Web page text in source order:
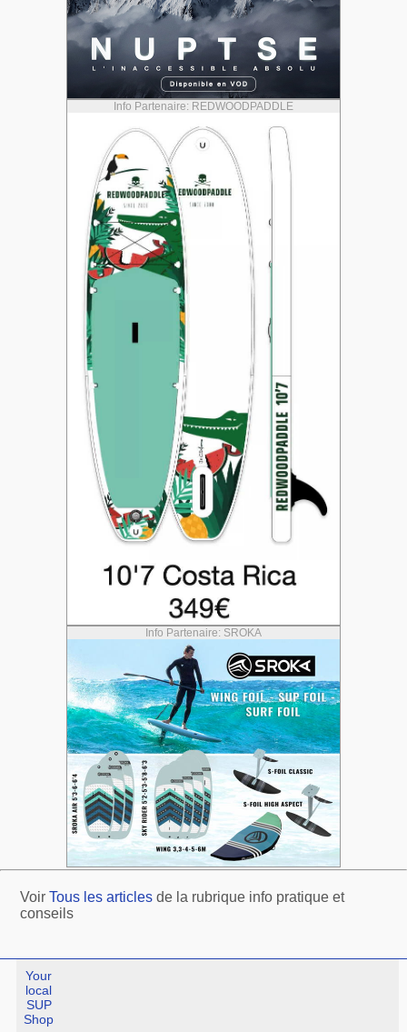
Info Partenaire: REDWOODPADDLE
Info Partenaire: SROKA
VoirTous les articles de la rubrique info pratique et
conseils
Your
local
SUP
Shop